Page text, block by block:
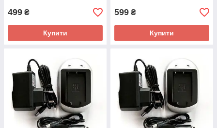
499 ₴
Купити
599 ₴
Купити